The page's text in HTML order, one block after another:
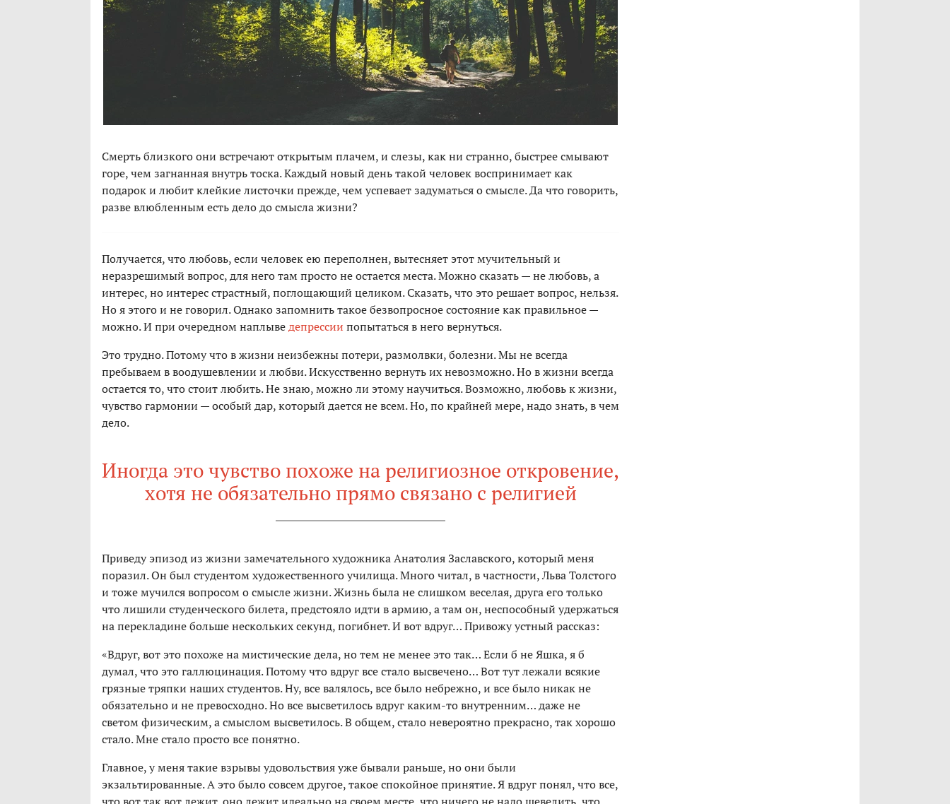
Смерть близкого они встречают открытым плачем, и слезы, как ни странно, быстрее смывают
горе, чем загнанная внутрь тоска. Каждый новый день такой человек воспринимает как
подарок и любит клейкие листочки прежде, чем успевает задуматься о смысле. Да что говорить,
разве влюбленным есть дело до смысла жизни?
Получается, что любовь, если человек ею переполнен, вытесняет этот мучительный и
неразрешимый вопрос, для него там просто не остается места. Можно сказать — не любовь, а
интерес, но интерес страстный, поглощающий целиком. Сказать, что это решает вопрос, нельзя.
Но я этого и не говорил. Однако запомнить такое безвопросное состояние как правильное —
можно. И при очередном наплыведепрессии попытаться в него вернуться.
Это трудно. Потому что в жизни неизбежны потери, размолвки, болезни. Мы не всегда
пребываем в воодушевлении и любви. Искусственно вернуть их невозможно. Но в жизни всегда
остается то, что стоит любить. Не знаю, можно ли этому научиться. Возможно, любовь к жизни,
чувство гармонии — особый дар, который дается не всем. Но, по крайней мере, надо знать, в чем
дело.
Иногда это чувство похоже на религиозное откровение,
хотя не обязательно прямо связано с религией
Приведу эпизод из жизни замечательного художника Анатолия Заславского, который меня
поразил. Он был студентом художественного училища. Много читал, в частности, Льва Толстого
и тоже мучился вопросом о смысле жизни. Жизнь была не слишком веселая, друга его только
что лишили студенческого билета, предстояло идти в армию, а там он, неспособный удержаться
на перекладине больше нескольких секунд, погибнет. И вот вдруг… Привожу устный рассказ:
«Вдруг, вот это похоже на мистические дела, но тем не менее это так… Если б не Яшка, я б
думал, что это галлюцинация. Потому что вдруг все стало высвечено… Вот тут лежали всякие
грязные тряпки наших студентов. Ну, все валялось, все было небрежно, и все было никак не
обязательно и не превосходно. Но все высветилось вдруг каким-то внутренним… даже не
светом физическим, а смыслом высветилось. В общем, стало невероятно прекрасно, так хорошо
стало. Мне стало просто все понятно.
Главное, у меня такие взрывы удовольствия уже бывали раньше, но они были
экзальтированные. А это было совсем другое, такое спокойное принятие. Я вдруг понял, что все,